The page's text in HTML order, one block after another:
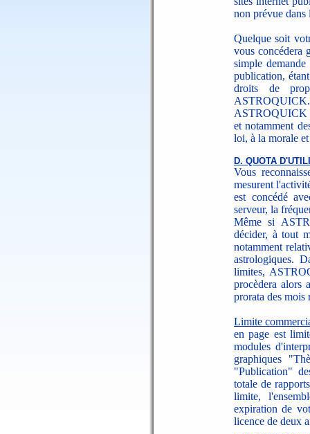
non prévue dans
Quelque soit
vous concédera
simple
publication,
droits de
ASTROQUICK.
ASTROQUICK
et notamment
loi, à la morale
D. QUOTA
Vous
mesurent
est concédé
serveur, la
Même si
décider, à tout
notamment
astrologiques.
limites,
procèdera alors
prorata des mois
Limite
en page est
modules
graphiques
"Publication"
totale de
limite,
expiration de
licence de deux